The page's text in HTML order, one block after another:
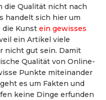
die Qualität nicht nach
handelt sich hier um
die Kunst ein gewisses
ein Artikel viele
nicht gut sein. Damit
Qualität von Online-
Punkte miteinander
es um Fakten und
keine Dinge erfunden